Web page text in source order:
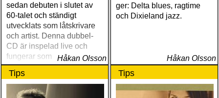
sedan debuten i slutet av
60-talet och ständigt
utvecklats som låtskrivare
och artist. Denna dubbel-
CD är inspelad live och
fungerar som en utmärkt
introduktion till denna
världsartist.
Håkan Olsson
ger: Delta blues, ragtime
och Dixieland jazz.
Håkan Olsson
Tips Tips